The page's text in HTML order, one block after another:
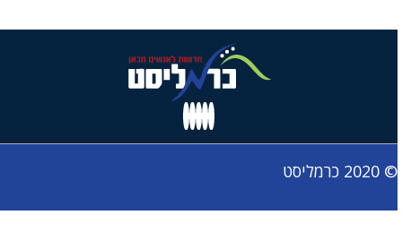
© 2020 כרמליסט